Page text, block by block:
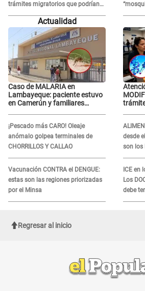
trámites migratorios que podrían
necesitar tu prueba de ADN
Tinelli
Actualidad
Caso de MALARIA en
Lambayeque: paciente estuvo
en Camerún y familiares
¡Pescado más CARO! Oleaje
anómalo golpea terminales de
CHORRILLOS Y CALLAO
Vacunación CONTRA el DENGUE:
estas son las regiones priorizadas
por el Minsa
desde
son los
recibir
ICE en
Los
debe
Regresar al inicio